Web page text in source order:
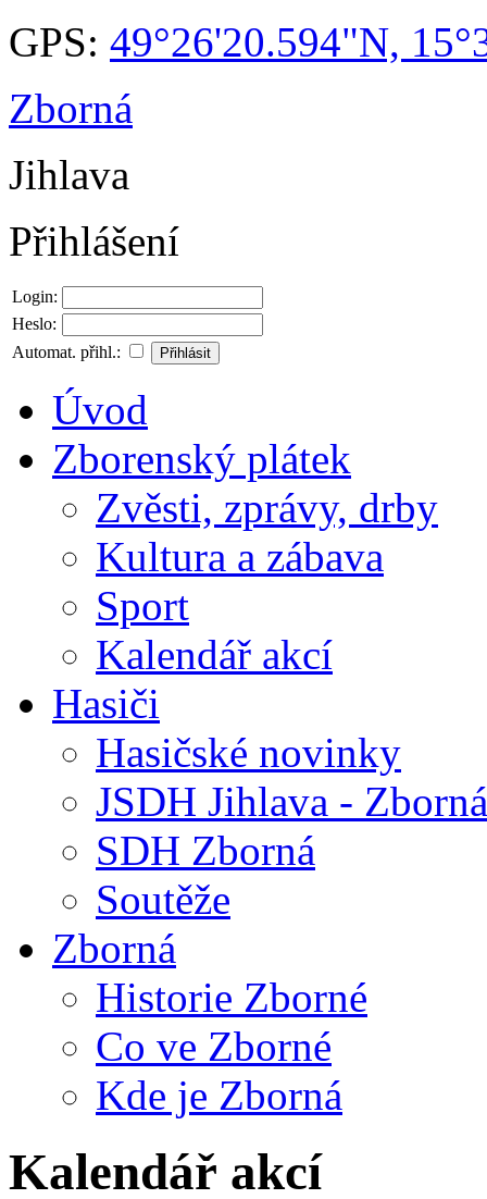
GPS: 49°26'20.594"N,
Zborná
Jihlava
Přihlášení
Login:
Heslo:
Automat. přihl.:
Úvod
Zborenský plátek
Zvěsti, zprávy, drby
Kultura a zábava
Sport
Kalendář akcí
Hasiči
Hasičské novinky
JSDH Jihlava - Zborná
SDH Zborná
Soutěže
Zborná
Historie Zborné
Co ve Zborné
Kde je Zborná
Kalendář akcí